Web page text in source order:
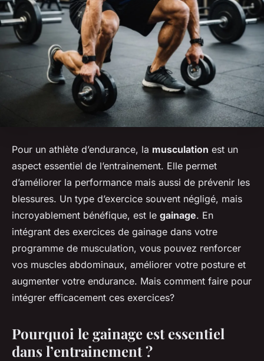
Pour un athlète d’endurance, la musculation est un
aspect essentiel de l’entrainement. Elle permet
d’améliorer la performance mais aussi de prévenir les
blessures. Un type d’exercice souvent négligé, mais
incroyablement bénéfique, est le gainage. En
intégrant des exercices de gainage dans votre
programme de musculation, vous pouvez renforcer
vos muscles abdominaux, améliorer votre posture et
augmenter votre endurance. Mais comment faire pour
intégrer efficacement ces exercices?
Pourquoi le gainage est essentiel
dans l’entrainement ?